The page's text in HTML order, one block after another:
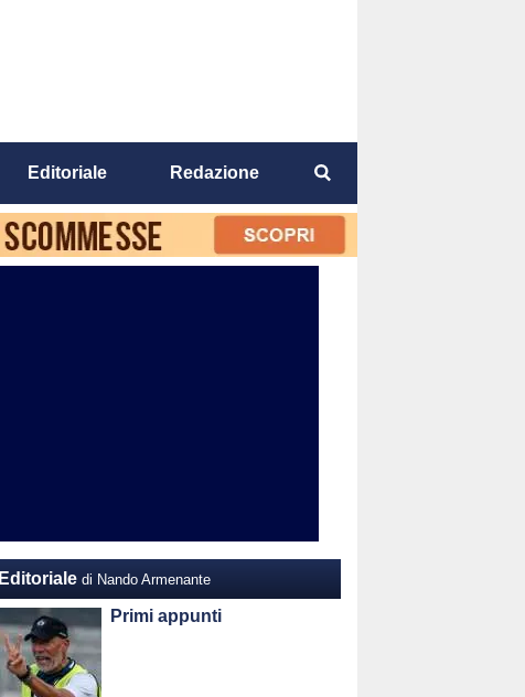
Editoriale Redazione
Editoriale di Nando Armenante
Primi appunti